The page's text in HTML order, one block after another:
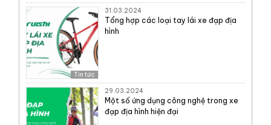
Tin tức
31.03.2024
Tổng hợp các loại tay lái xe đạp địa
hình
29.03.2024
Một số ứng dụng công nghệ trong xe
đạp địa hình hiện đại